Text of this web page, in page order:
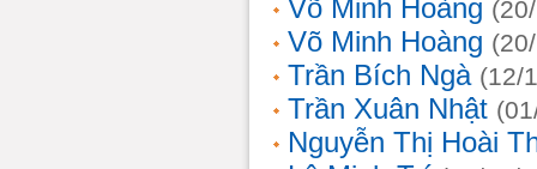
Võ Minh Hoàng
Võ Minh Hoàng
Trần Bích Ngà (12/
Trần Xuân Nhật
Nguyễn Thị Hoài